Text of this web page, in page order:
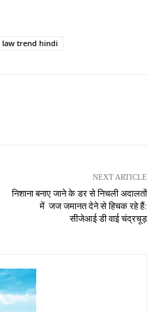
law trend hindi
NEXT ARTICLE
निशाना बनाए जाने के डर से निचली अदालतों
में जज जमानत देने से हिचक रहे हैं:
सीजेआई डी वाई चंद्रचूड़